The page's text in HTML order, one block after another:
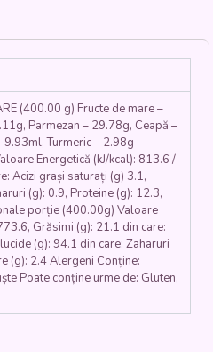
(400.00 g) Fructe de mare –
Parmezan – 29.78g, Ceapă –
Turmeric – 2.98g
Energetică (kJ/kcal): 813.6 /
Acizi grași saturați (g) 3.1,
(g): 0.9, Proteine (g): 12.3,
porție (400.00g) Valoare
Grăsimi (g): 21.1 din care:
(g): 94.1 din care: Zaharuri
(g): 2.4 Alergeni Conține:
Poate conține urme de: Gluten,